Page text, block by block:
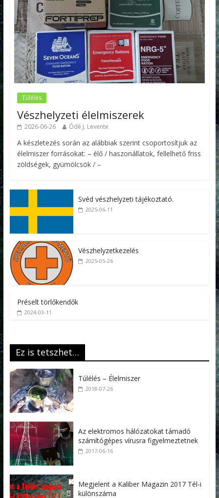
Túlélés
Vészhelyzeti élelmiszerek
2026-06-26 Ódé J. Levente
A készletezés során az alábbiak szerint csoportosítjuk az
élelmiszer forrásokat: – élő / haszonállatok, fellelhető friss
zöldségek, gyümölcsök / –
Svéd vészhelyzeti tájékoztató.
2025-06-11
Vészhelyzetkezelés
2025-05-26
Préselt törlőkendők
2024-03-11
Ez is tetszhet…
Túlélés – Élelmiszer
2018-07-26
Az elektromos hálózatokat támadó
számítógépes vírusra figyelmeztetnek
2017-06-16
Megjelent a Kaliber Magazin 2017 Tél-i
különszáma